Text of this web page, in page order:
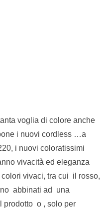
voglia di colore anche
i nuovi cordless …a
i nuovi coloratissimi
vivacità ed eleganza
vivaci, tra cui il rosso,
abbinati ad una
prodotto o , solo per